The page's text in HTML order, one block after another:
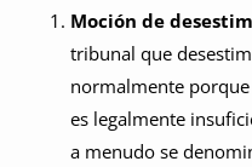
Moción de
tribunal que
normalmente
es legalmente
a menudo se